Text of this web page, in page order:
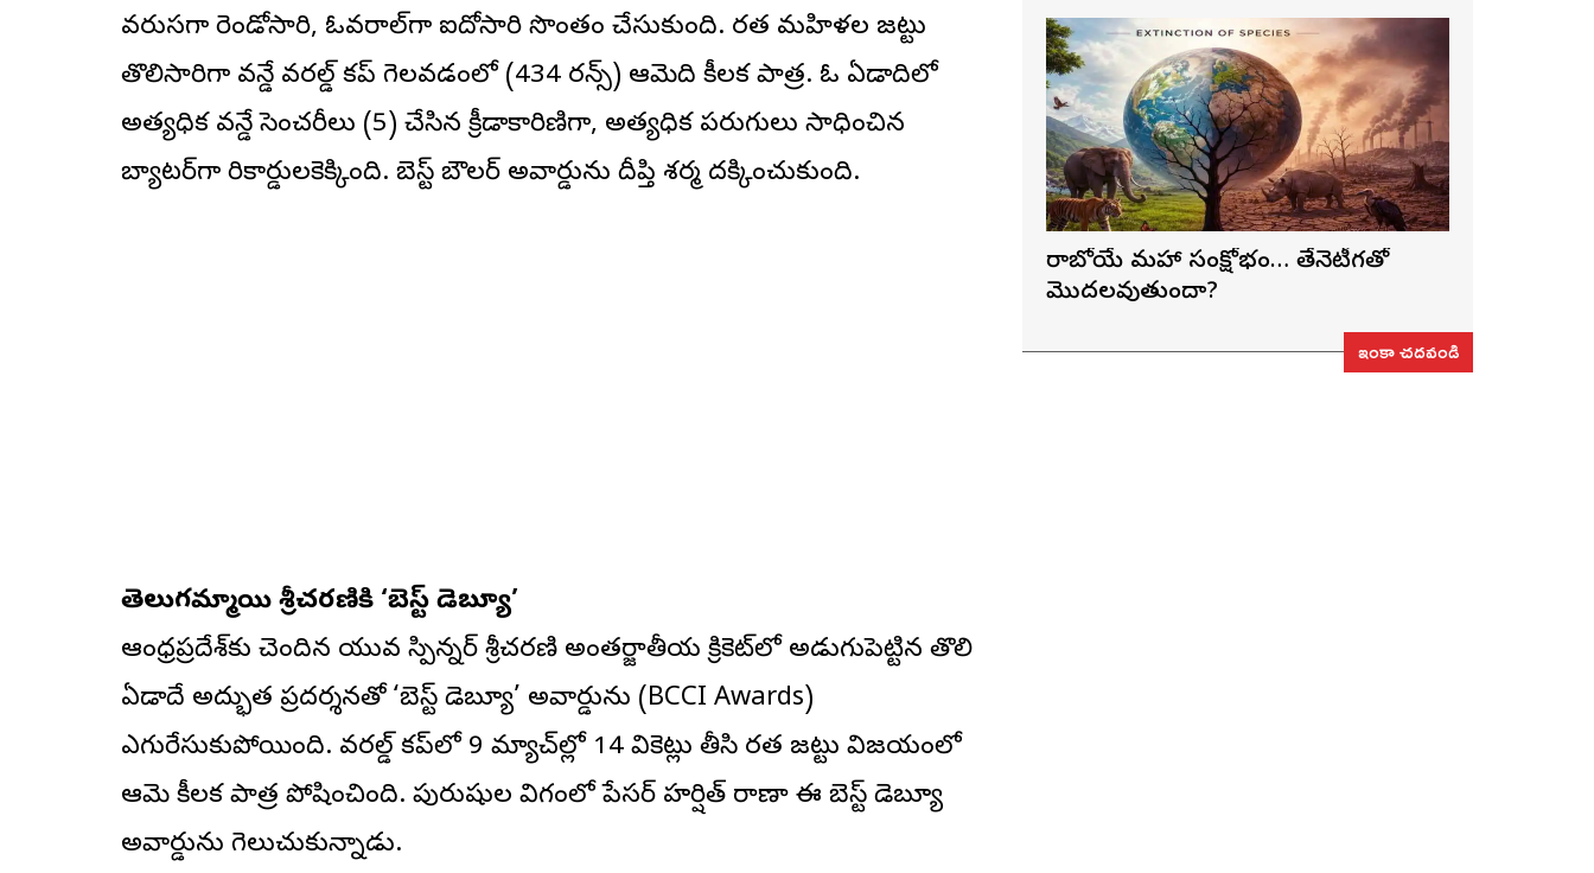
వరుసగా రెండోసారి, ఓవరాల్‌గా ఐదోసారి సొంతం చేసుకుంది. భారత మహిళల జట్టు
తొలిసారిగా వన్డే వరల్డ్ కప్ గెలవడంలో (434 రన్స్) ఆమెది కీలక పాత్ర. ఓ ఏడాదిలో
అత్యధిక వన్డే సెంచరీలు (5) చేసిన క్రీడాకారిణిగా, అత్యధిక పరుగులు సాధించిన
బ్యాటర్‌గా రికార్డులకెక్కింది. బెస్ట్ బౌలర్ అవార్డును దీప్తి శర్మ దక్కించుకుంది.
తెలుగమ్మాయి శ్రీచరణికి ‘బెస్ట్ డెబ్యూ’
ఆంధ్రప్రదేశ్‌కు చెందిన యువ స్పిన్నర్ శ్రీచరణి అంతర్జాతీయ క్రికెట్‌లో అడుగుపెట్టిన తొలి
ఏడాదే అద్భుత ప్రదర్శనతో ‘బెస్ట్ డెబ్యూ’ అవార్డును (BCCI Awards)
ఎగురేసుకుపోయింది. వరల్డ్ కప్‌లో 9 మ్యాచ్‌ల్లో 14 వికెట్లు తీసి భారత జట్టు విజయంలో
ఆమె కీలక పాత్ర పోషించింది. పురుషుల విభాగంలో పేసర్ హర్షిత్ రాణా ఈ బెస్ట్ డెబ్యూ
అవార్డును గెలుచుకున్నాడు.
రాబోయే మహా సంక్షోభం… తేనెటీగతో
మొదలవుతుందా?
ఇంకా చదవండి